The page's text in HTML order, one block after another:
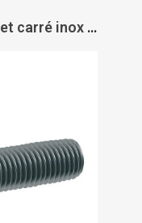
Vis métaux tête ronde collet carré inox A2 DIN 603 - ACTON